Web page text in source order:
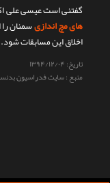
گفتنی است عیسی علی
های مچ اندازیسمنان
اخلاق این مسابقات شود.
تاریخ:۱۳۹۴/۱۲/۰۴
منبع : سایت فدراسیون